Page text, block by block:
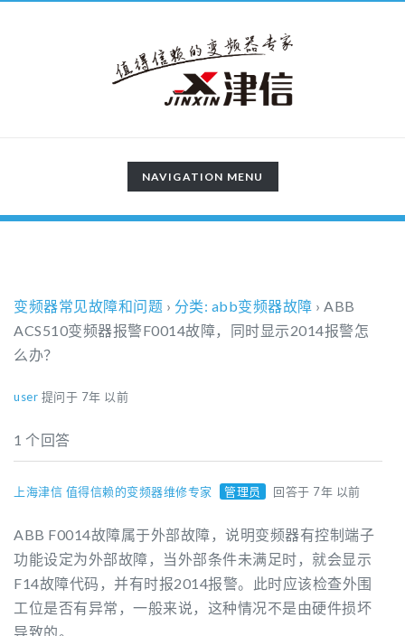
TOGGLE
NAVIGATION
NAVIGATION MENU
变频器常见故障和问题 › 分类: abb变频器故障 › ABB
ACS510变频器报警F0014故障，同时显示2014报警怎
么办？
user 提问于 7年 以前
1 个回答
上海津信 值得信赖的变频器维修专家 管理员 回答于 7年 以前
ABB F0014故障属于外部故障，说明变频器有控制端子
功能设定为外部故障，当外部条件未满足时，就会显示
F14故障代码，并有时报2014报警。此时应该检查外围
工位是否有异常，一般来说，这种情况不是由硬件损坏
导致的。